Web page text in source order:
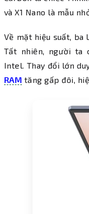
và X1 Nano là mẫu
Về mặt hiệu suất, ba
Tất nhiên, người ta
Intel. Thay đổi lớn
RAM tăng gấp đôi,